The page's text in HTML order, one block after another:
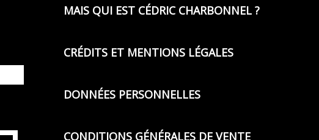
MAIS QUI EST CÉDRIC CHARBONNEL ?
CRÉDITS ET MENTIONS LÉGALES
DONNÉES PERSONNELLES
CONDITIONS GÉNÉRALES DE VENTE